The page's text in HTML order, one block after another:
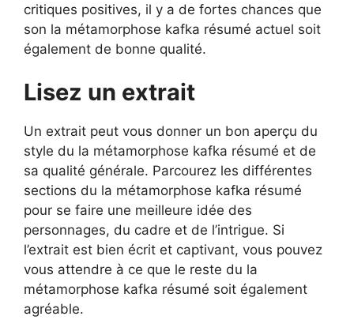
critiques positives, il y a de fortes chances que
son la métamorphose kafka résumé actuel soit
également de bonne qualité.
Lisez un extrait
Un extrait peut vous donner un bon aperçu du
style du la métamorphose kafka résumé et de
sa qualité générale. Parcourez les différentes
sections du la métamorphose kafka résumé
pour se faire une meilleure idée des
personnages, du cadre et de l’intrigue. Si
l’extrait est bien écrit et captivant, vous pouvez
vous attendre à ce que le reste du la
métamorphose kafka résumé soit également
agréable.